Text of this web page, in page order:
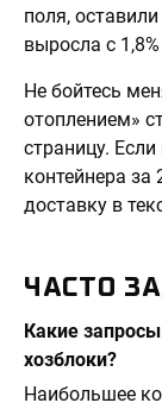
поля,
выросла с
Не бойтесь
отоплением»
страницу.
контейнера
доставку в
ЧАСТО
Какие
хозблоки?
Наибольшее